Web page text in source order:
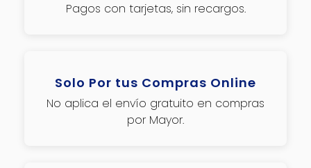
Pagos con tarjetas, sin recargos.
Solo Por tus Compras Online
No aplica el envío gratuito en compras
por Mayor.